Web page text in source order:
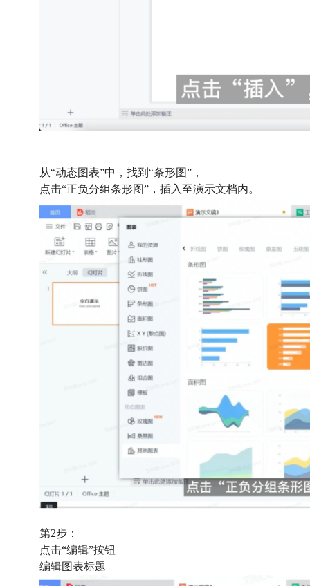
从“动态图表”中，找到“条形图”，
点击“正负分组条形图”，插入至演示文档内。
第2步：
点击“编辑”按钮
编辑图表标题